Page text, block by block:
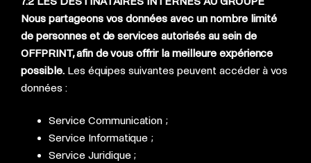
Nous partageons vos données avec un nombre limité
de personnes et de services autorisés au sein de
OFFPRINT, afin de vous offrir la meilleure expérience
possible. Les équipes suivantes peuvent accéder à vos
données :
Service Communication ;
Service Informatique ;
Service Juridique ;